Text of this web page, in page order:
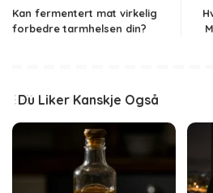
Kan fermentert mat virkelig
forbedre tarmhelsen din?
Du Liker Kanskje Også